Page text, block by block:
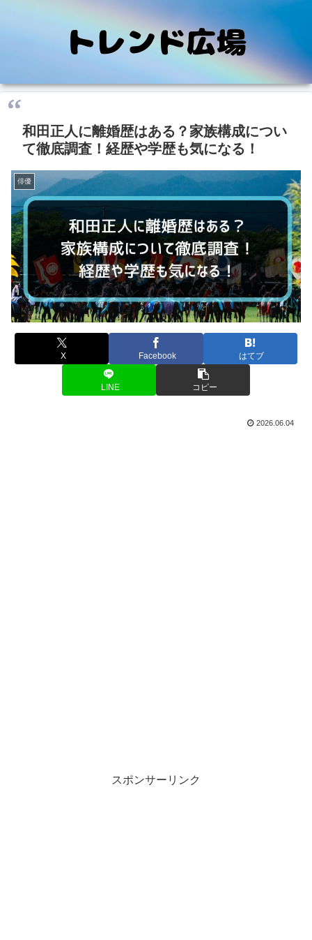
和田正人に離婚歴はある？家族構成につい
て徹底調査！経歴や学歴も気になる！
俳優
X Facebook はてブ
LINE コピー
2026.06.04
スポンサーリンク